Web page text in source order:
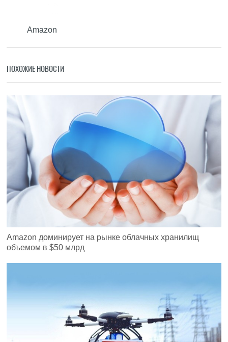
Amazon
ПОХОЖИЕ НОВОСТИ
Amazon доминирует на рынке облачных хранилищ
объемом в $50 млрд